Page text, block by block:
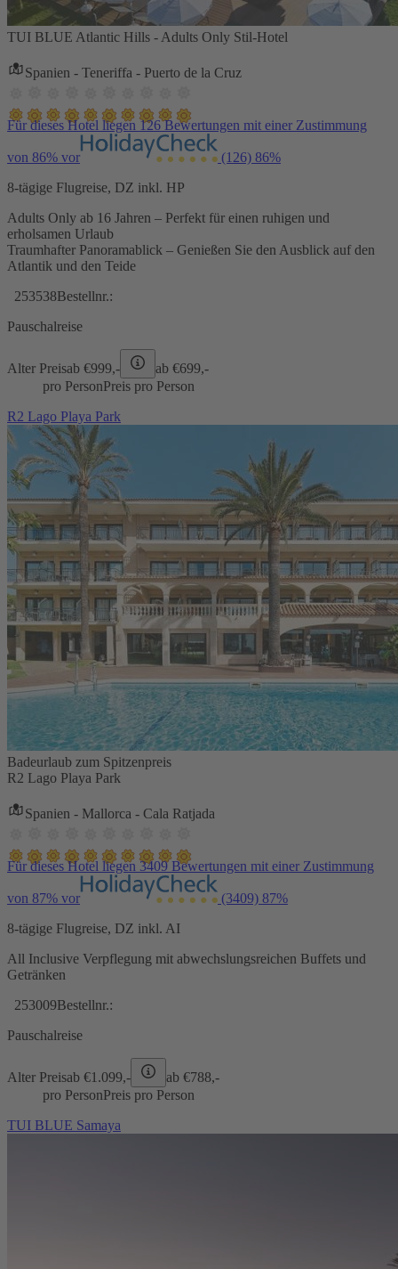
TUI BLUE Atlantic Hills - Adults Only Stil-Hotel
Spanien - Teneriffa - Puerto de la Cruz
Für dieses Hotel liegen 126 Bewertungen mit einer Zustimmung
von 86% vor (126) 86%
8-tägige Flugreise, DZ inkl. HP
Adults Only ab 16 Jahren – Perfekt für einen ruhigen und
erholsamen Urlaub
Traumhafter Panoramablick – Genießen Sie den Ausblick auf den
Atlantik und den Teide
253538Bestellnr.:
Pauschalreise
Alter Preisab €999,- ab €699,-
pro PersonPreis pro Person
R2 Lago Playa Park
Badeurlaub zum Spitzenpreis
R2 Lago Playa Park
Spanien - Mallorca - Cala Ratjada
Für dieses Hotel liegen 3409 Bewertungen mit einer Zustimmung
von 87% vor (3409) 87%
8-tägige Flugreise, DZ inkl. AI
All Inclusive Verpflegung mit abwechslungsreichen Buffets und
Getränken
253009Bestellnr.:
Pauschalreise
Alter Preisab €1.099,- ab €788,-
pro PersonPreis pro Person
TUI BLUE Samaya